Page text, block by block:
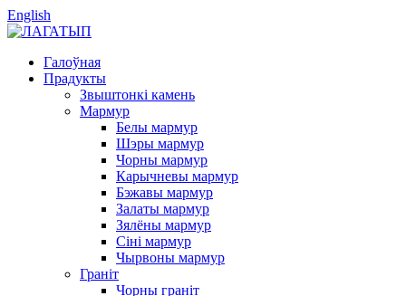
English
Галоўная
Прадукты
Звыштонкі камень
Мармур
Белы мармур
Шэры мармур
Чорны мармур
Карычневы мармур
Бэжавы мармур
Залаты мармур
Зялёны мармур
Сіні мармур
Чырвоны мармур
Граніт
Чорны граніт